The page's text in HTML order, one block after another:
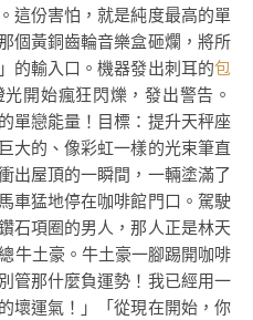
這份害怕，就是純度最高的單
個黃銅齒輪音樂盒砸爛，將所
的輸入口。機器發出刺耳的包
開始瘋狂閃爍，發出警告。
單戀能量！目標：提升天秤座
大的、像彩虹一樣的光束筆直
出屋頂的一瞬間，一輛塗滿了
車猛地停在咖啡館門口。駕駛
石項圈的男人，那人正是林天
土豪。牛土豪一腳踢開咖啡
管那什麼負運勢！我已經用一
壞運氣！」「從現在開始，你